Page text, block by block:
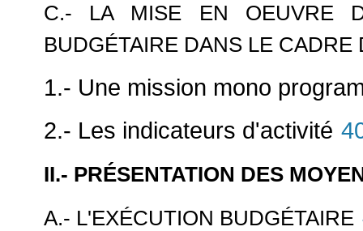
C.- LA MISE EN OEUVRE
BUDGÉTAIRE DANS LE CADRE
1.- Une mission mono
2.- Les indicateurs d'activité
II.- PRÉSENTATION DES
A.- L'EXÉCUTION BUDGÉTAIRE